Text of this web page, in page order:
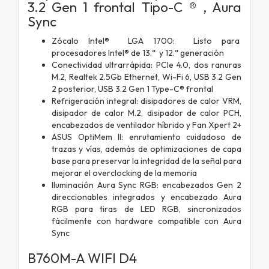
3.2 Gen 1 frontal Tipo-C ® , Aura
Sync
Zócalo Intel® LGA 1700: Listo para
procesadores Intel® de 13.ª y 12.ª generación
Conectividad ultrarrápida: PCIe 4.0, dos ranuras
M.2, Realtek 2.5Gb Ethernet, Wi-Fi 6, USB 3.2 Gen
2 posterior, USB 3.2 Gen 1 Type-C® frontal
Refrigeración integral: disipadores de calor VRM,
disipador de calor M.2, disipador de calor PCH,
encabezados de ventilador híbrido y Fan Xpert 2+
ASUS OptiMem II: enrutamiento cuidadoso de
trazas y vías, además de optimizaciones de capa
base para preservar la integridad de la señal para
mejorar el overclocking de la memoria
Iluminación Aura Sync RGB: encabezados Gen 2
direccionables integrados y encabezado Aura
RGB para tiras de LED RGB, sincronizados
fácilmente con hardware compatible con Aura
Sync
B760M-A WIFI D4